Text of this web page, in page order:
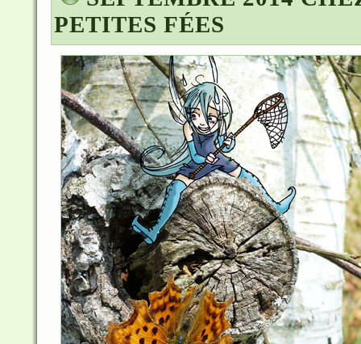
PETITES FÉES